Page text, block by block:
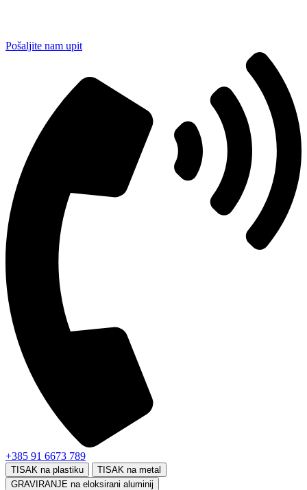
Pošaljite nam upit
+385 91 6673 789
TISAK na plastiku
TISAK na metal
GRAVIRANJE na eloksirani aluminij